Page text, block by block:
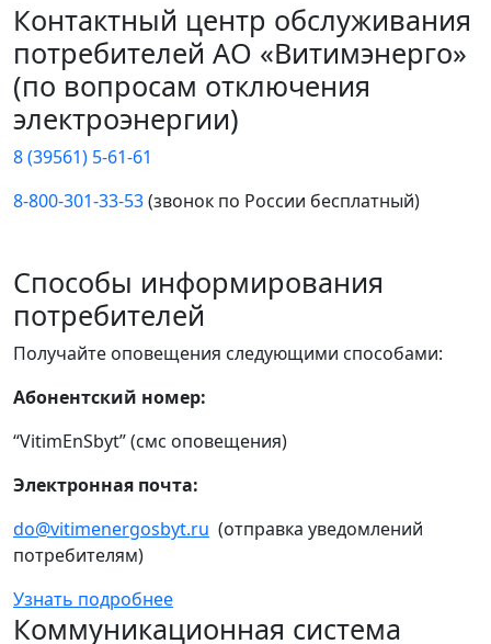
Контактный центр обслуживания
потребителей АО «Витимэнерго»
(по вопросам отключения
электроэнергии)
8 (39561) 5-61-61
8-800-301-33-53(звонок по России бесплатный)
Способы информирования
потребителей
Получайте оповещения следующими способами:
Абонентский номер:
“VitimEnSbyt” (смс оповещения)
Электронная почта:
do@vitimenergosbyt.ru (отправка уведомлений
потребителям)
Узнать подробнее
Коммуникационная система